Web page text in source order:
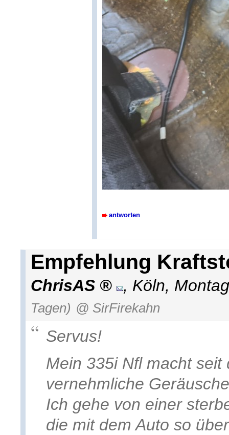
antworten
Empfehlung
ChrisAS , Köln,
Tagen) @ SirFirekahn
Servus!
Mein 335i Nfl macht seit
vernehmliche
Ich gehe von einer
die mit dem Auto so